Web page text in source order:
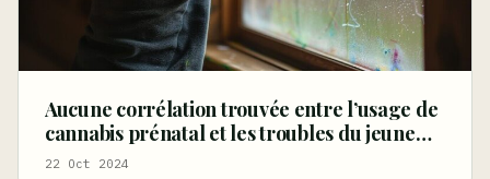
Aucune corrélation trouvée entre l’usage de
cannabis prénatal et les troubles du jeune
enfant
22 Oct 2024